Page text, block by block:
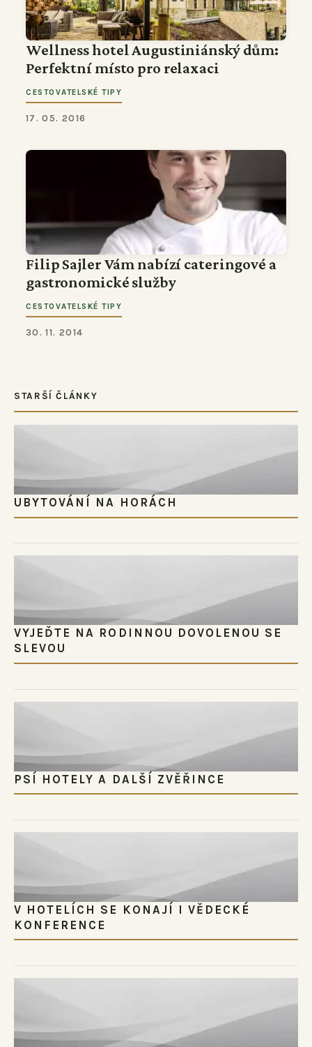
Wellness hotel Augustiniánský dům:
Perfektní místo pro relaxaci
CESTOVATELSKÉ TIPY
17. 05. 2016
Filip Sajler Vám nabízí cateringové a
gastronomické služby
CESTOVATELSKÉ TIPY
30. 11. 2014
STARŠÍ ČLÁNKY
UBYTOVÁNÍ NA HORÁCH
VYJEĎTE NA RODINNOU DOVOLENOU SE
SLEVOU
PSÍ HOTELY A DALŠÍ ZVĚŘINCE
V HOTELÍCH SE KONAJÍ I VĚDECKÉ
KONFERENCE